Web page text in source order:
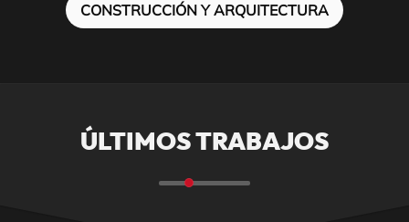
CONSTRUCCIÓN Y ARQUITECTURA
ÚLTIMOS TRABAJOS